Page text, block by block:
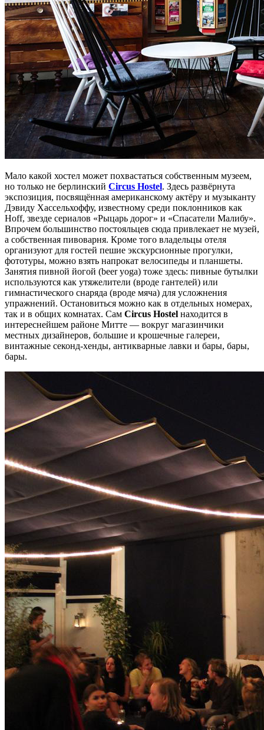
Мало какой хостел может похвастаться собственным музеем,
но только не берлинский Circus Hostel. Здесь развёрнута
экспозиция, посвящённая американскому актёру и музыканту
Дэвиду Хассельхоффу, известному среди поклонников как
Hoff, звезде сериалов «Рыцарь дорог» и «Спасатели Малибу».
Впрочем большинство постояльцев сюда привлекает не музей,
а собственная пивоварня. Кроме того владельцы отеля
организуют для гостей пешие экскурсионные прогулки,
фототуры, можно взять напрокат велосипеды и планшеты.
Занятия пивной йогой (beer yoga) тоже здесь: пивные бутылки
используются как утяжелители (вроде гантелей) или
гимнастического снаряда (вроде мяча) для усложнения
упражнений. Остановиться можно как в отдельных номерах,
так и в общих комнатах. Сам Circus Hostel находится в
интереснейшем районе Митте — вокруг магазинчики
местных дизайнеров, большие и крошечные галереи,
винтажные секонд-хенды, антикварные лавки и бары, бары,
бары.